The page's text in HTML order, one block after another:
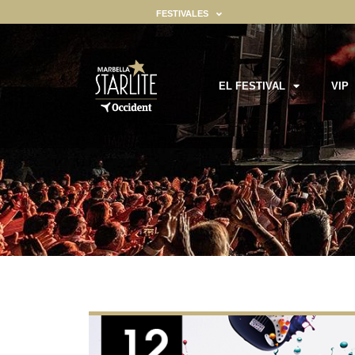
ciertas funciones. Encontrará información detallada sobre
ya que son esenciales para habilitar las funcionalidades
FESTIVALES
EL FESTIVAL VIP